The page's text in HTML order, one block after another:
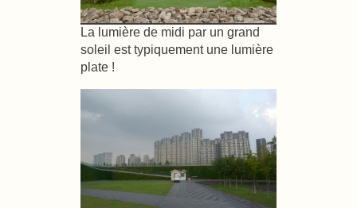
La lumière de midi par un grand
soleil est typiquement une lumière
plate !